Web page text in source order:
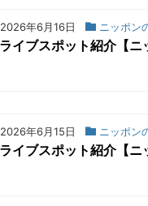
2026年6月16日 ニッポン
ライブスポット紹介【
2026年6月15日 ニッポン
ライブスポット紹介【